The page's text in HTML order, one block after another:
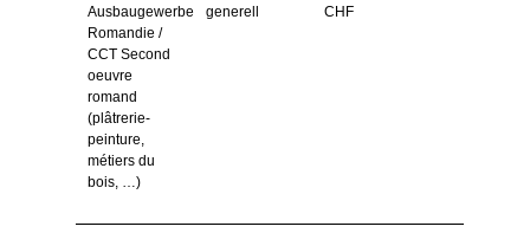
Ausbaugewerbe
Romandie /
CCT Second
oeuvre
romand
(plâtrerie-
peinture,
métiers du
bois, …)
generell
CHF